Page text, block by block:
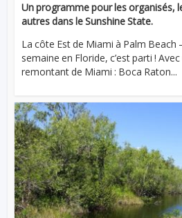
Un programme pour les organisés,
autres dans le Sunshine State.
La côte Est de Miami à Palm Beach
semaine en Floride, c’est parti !
remontant de Miami : Boca Raton...